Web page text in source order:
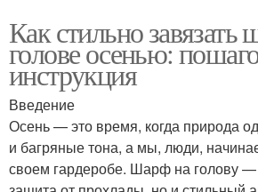
Как стильно завязать
голове осенью:
инструкция
Введение
Осень — это время, когда природа
и багряные тона, а мы, люди,
своем гардеробе. Шарф на голову —